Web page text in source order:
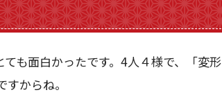
も面白かったです。4人４様で、「変形
からね。